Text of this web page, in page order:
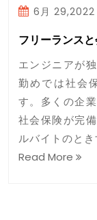
6月 29,2022
フリーランス
エンジニアが
勤めでは社会
す。多くの企
社会保険が完
ルバイトのと
Read More